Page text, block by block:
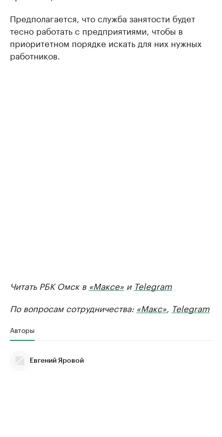
Предполагается, что служба занятости будет
тесно работать с предприятиями, чтобы в
приоритетном порядке искать для них нужных
работников.
Читать РБК Омск в «Максе» и Telegram
По вопросам сотрудничества: «Макс», Telegram
Авторы
Евгений Яровой